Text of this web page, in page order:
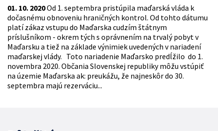
01. 10. 2020Od 1. septembra pristúpila maďarská vláda k
dočasnému obnoveniu hraničných kontrol. Od tohto dátumu
platí zákaz vstupu do Maďarska cudzím štátnym
príslušníkom - okrem tých s oprávnením na trvalý pobyt v
Maďarsku a tiež na základe výnimiek uvedených v nariadení
maďarskej vlády. Toto nariadenie Maďarsko predĺžilo do 1.
novembra 2020. Občania Slovenskej republiky môžu vstúpiť
na územie Maďarska ak: preukážu, že najneskôr do 30.
septembra majú rezerváciu...